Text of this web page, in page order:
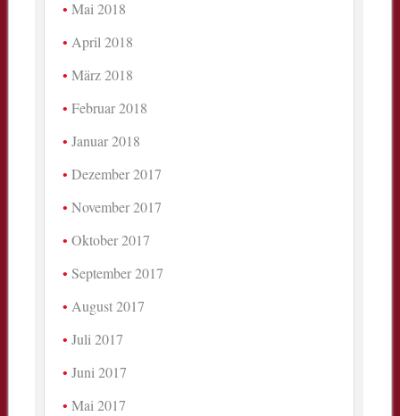
Mai 2018
April 2018
März 2018
Februar 2018
Januar 2018
Dezember 2017
November 2017
Oktober 2017
September 2017
August 2017
Juli 2017
Juni 2017
Mai 2017